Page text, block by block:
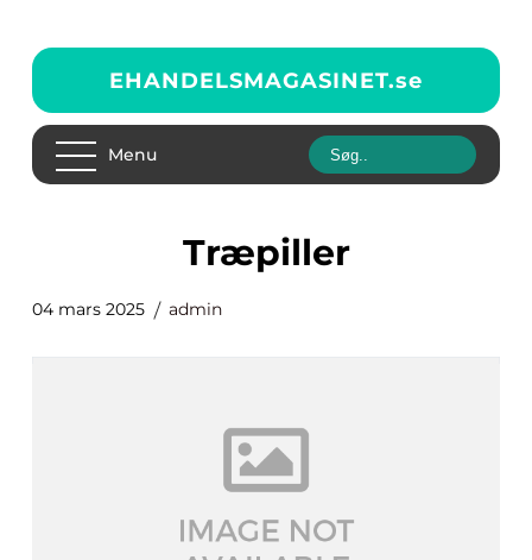
EHANDELSMAGASINET.se
Menu
Træpiller
04 mars 2025 admin